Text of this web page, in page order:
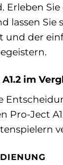
Erleben Sie
lassen Sie
und der
im
Pro-Ject